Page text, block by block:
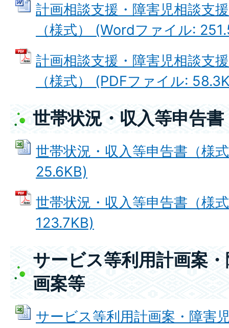
計画相談支援・障害児相談支
（様式） (Wordファイル:
計画相談支援・障害児相談支
（様式） (PDFファイル:
世帯状況・収入等申告書
世帯状況・収入等申告書（様
25.6KB)
世帯状況・収入等申告書（様
123.7KB)
サービス等利用計画案
画案等
サービス等利用計画案・障害